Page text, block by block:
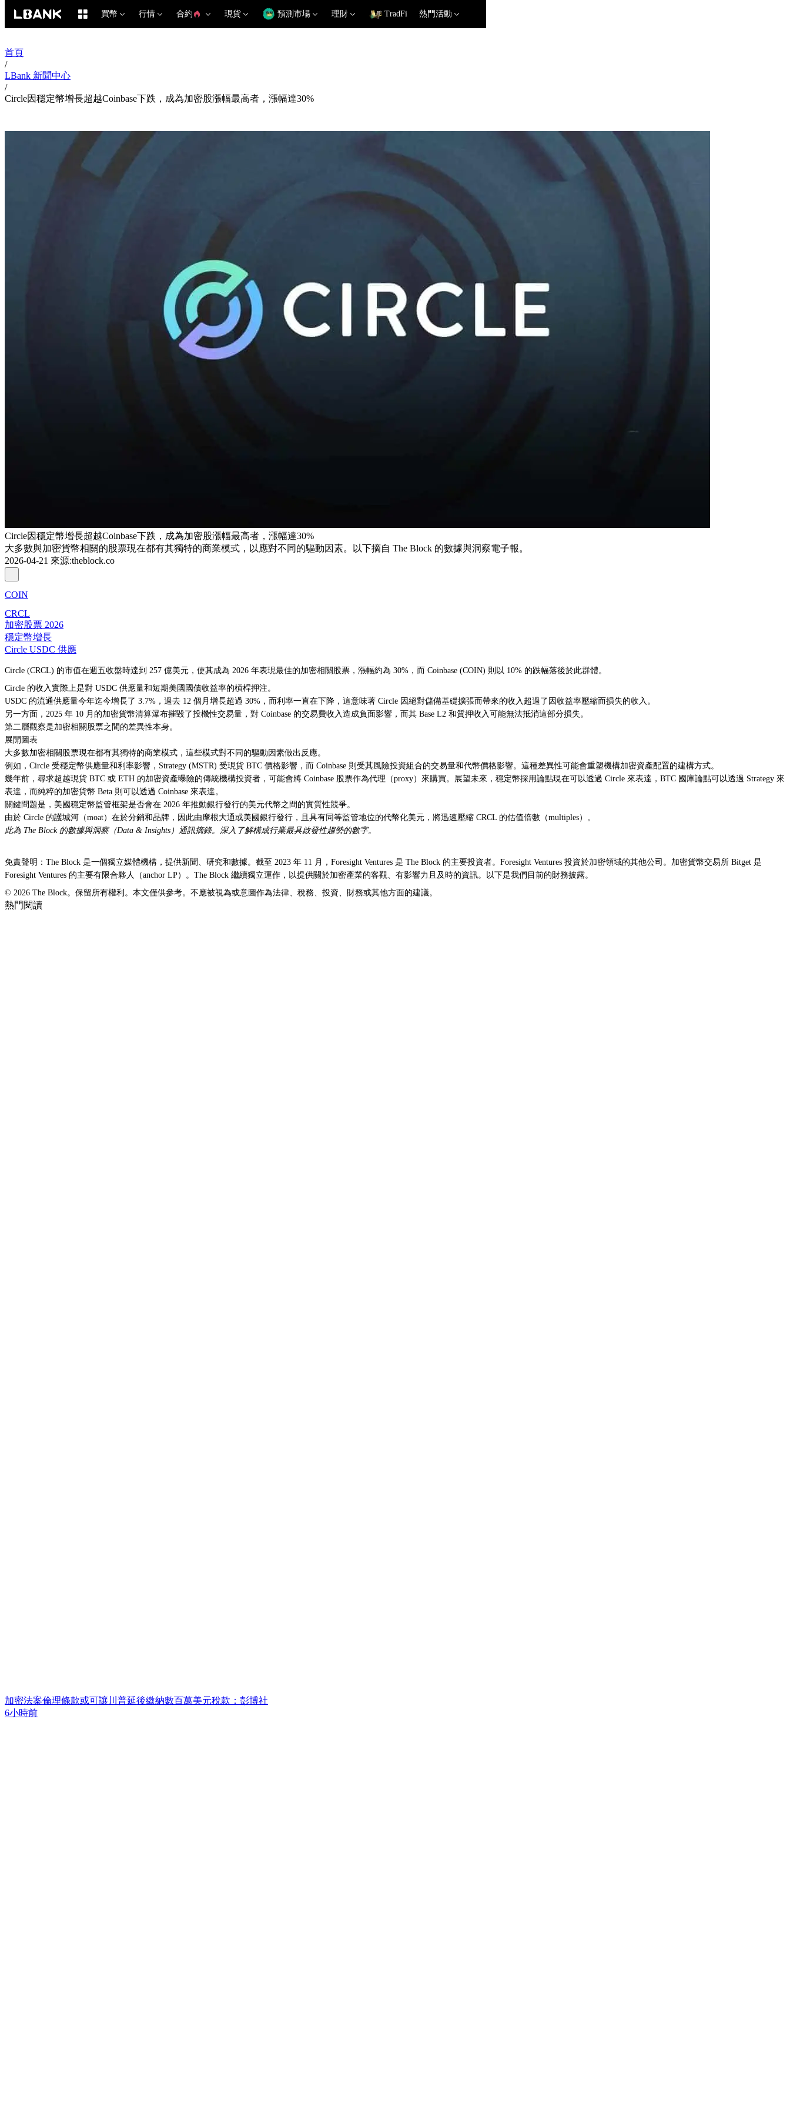
買幣 行情 合約 現貨 預測市場 理財 TradFi 熱門活動
首頁
/
LBank 新聞中心
/
Circle因穩定幣增長超越Coinbase下跌，成為加密股漲幅最高者，漲幅達30%
Circle因穩定幣增長超越Coinbase下跌，成為加密股漲幅最高者，漲幅達30%
大多數與加密貨幣相關的股票現在都有其獨特的商業模式，以應對不同的驅動因素。以下摘自 The Block 的數據與洞察電子報。
2026-04-21 來源:theblock.co
COIN
CRCL
加密股票 2026
穩定幣增長
Circle USDC 供應
Circle (CRCL) 的市值在週五收盤時達到 257 億美元，使其成為 2026 年表現最佳的加密相關股票，漲幅約為 30%，而 Coinbase (COIN) 則以 10% 的跌幅落後於此群體。
Circle 的收入實際上是對 USDC 供應量和短期美國國債收益率的槓桿押注。
USDC 的流通供應量今年迄今增長了 3.7%，過去 12 個月增長超過 30%，而利率一直在下降，這意味著 Circle 因絕對儲備基礎擴張而帶來的收入超過了因收益率壓縮而損失的收入。
另一方面，2025 年 10 月的加密貨幣清算瀑布摧毀了投機性交易量，對 Coinbase 的交易費收入造成負面影響，而其 Base L2 和質押收入可能無法抵消這部分損失。
第二層觀察是加密相關股票之間的差異性本身。
展開圖表
大多數加密相關股票現在都有其獨特的商業模式，這些模式對不同的驅動因素做出反應。
例如，Circle 受穩定幣供應量和利率影響，Strategy (MSTR) 受現貨 BTC 價格影響，而 Coinbase 則受其風險投資組合的交易量和代幣價格影響。這種差異性可能會重塑機構加密資產配置的建構方式。
幾年前，尋求超越現貨 BTC 或 ETH 的加密資產曝險的傳統機構投資者，可能會將 Coinbase 股票作為代理（proxy）來購買。展望未來，穩定幣採用論點現在可以透過 Circle 來表達，BTC 國庫論點可以透過 Strategy 來
表達，而純粹的加密貨幣 Beta 則可以透過 Coinbase 來表達。
關鍵問題是，美國穩定幣監管框架是否會在 2026 年推動銀行發行的美元代幣之間的實質性競爭。
由於 Circle 的護城河（moat）在於分銷和品牌，因此由摩根大通或美國銀行發行，且具有同等監管地位的代幣化美元，將迅速壓縮 CRCL 的估值倍數（multiples）。
此為 The Block 的數據與洞察（Data & Insights）通訊摘錄。深入了解構成行業最具啟發性趨勢的數字。
免責聲明：The Block 是一個獨立媒體機構，提供新聞、研究和數據。截至 2023 年 11 月，Foresight Ventures 是 The Block 的主要投資者。Foresight Ventures 投資於加密領域的其他公司。加密貨幣交易所 Bitget 是
Foresight Ventures 的主要有限合夥人（anchor LP）。The Block 繼續獨立運作，以提供關於加密產業的客觀、有影響力且及時的資訊。以下是我們目前的財務披露。
© 2026 The Block。保留所有權利。本文僅供參考。不應被視為或意圖作為法律、稅務、投資、財務或其他方面的建議。
熱門閱讀
加密法案倫理條款或可讓川普延後繳納數百萬美元稅款：彭博社
6小時前